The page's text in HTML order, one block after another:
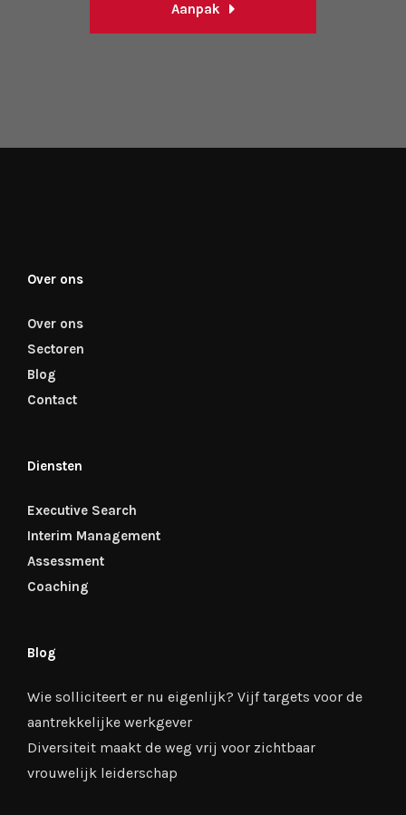
Aanpak
Over ons
Over ons
Sectoren
Blog
Contact
Diensten
Executive Search
Interim Management
Assessment
Coaching
Blog
Wie solliciteert er nu eigenlijk? Vijf targets voor de
aantrekkelijke werkgever
Diversiteit maakt de weg vrij voor zichtbaar
vrouwelijk leiderschap